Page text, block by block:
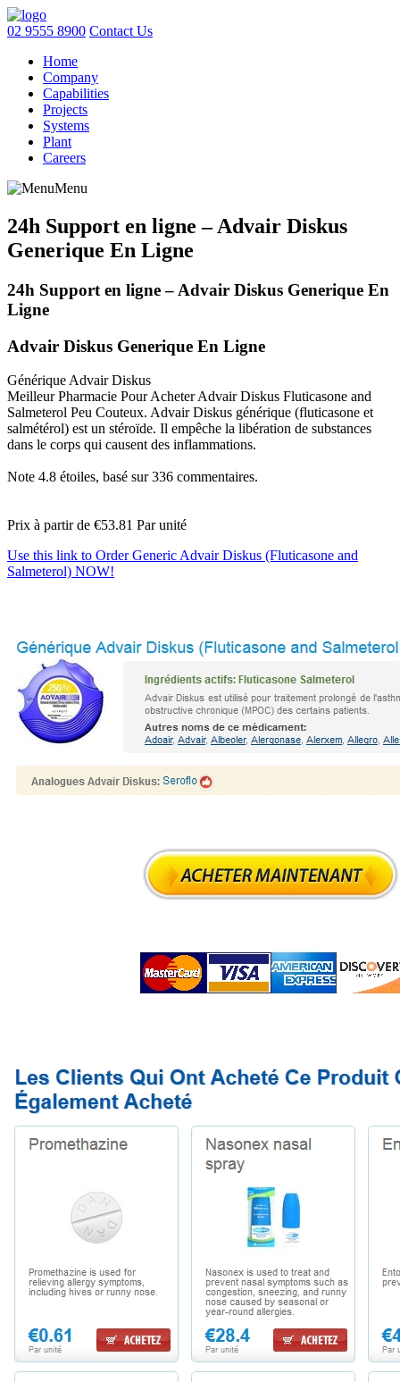
02 9555 8900 Contact Us
Home
Company
Capabilities
Projects
Systems
Plant
Careers
Menu
24h Support en ligne – Advair Diskus
Generique En Ligne
24h Support en ligne – Advair Diskus Generique En
Ligne
Advair Diskus Generique En Ligne
Générique Advair Diskus
Meilleur Pharmacie Pour Acheter Advair Diskus Fluticasone and
Salmeterol Peu Couteux. Advair Diskus générique (fluticasone et
salmétérol) est un stéroïde. Il empêche la libération de substances
dans le corps qui causent des inflammations.
Note 4.8 étoiles, basé sur336 commentaires.
Prix à partir de €53.81 Par unité
Use this link to Order Generic Advair Diskus (Fluticasone and
Salmeterol) NOW!